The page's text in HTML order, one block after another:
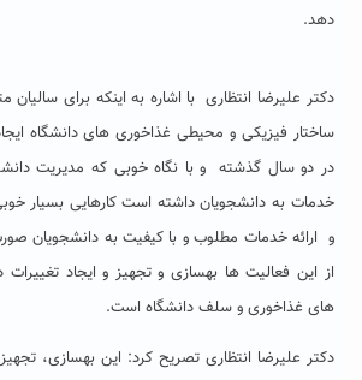
دهد.
دکتر علیرضا انتظاری با اشاره به اینکه برای
ساختار فیزیکی و محیطی غذاخوری های دانشگاه
در دو سال گذشته و با نگاه خوبی که مدیریت
خدمات به دانشجویان داشته است کارهایی بسیار
و ارائه خدمات مطلوب و با کیفیت به دانشجویان
از این فعالیت ها بهسازی و تجهیز و ایجاد
های غذاخوری و سلف دانشگاه است.
دکتر علیرضا انتظاری تصریح کرد: این بهسازی،